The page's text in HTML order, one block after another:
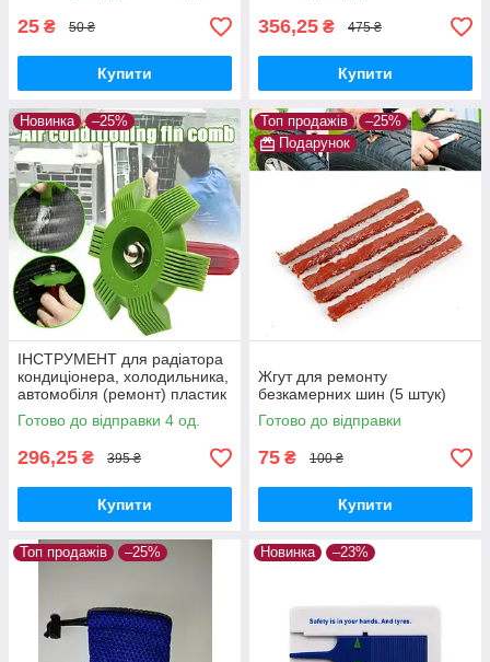
25 ₴ 50 ₴
Купити
356,25 ₴ 475 ₴
Купити
Новинка –25%
ІНСТРУМЕНТ для радіатора
кондиціонера, холодильника,
автомобіля (ремонт) пластик
Готово до відправки 4 од.
296,25 ₴ 395 ₴
Купити
Топ продажів
–25%
Подарунок
Жгут для ремонту
безкамерних шин (5 штук)
Готово до відправки
75 ₴ 100 ₴
Купити
Топ продажів –25% Новинка –23%